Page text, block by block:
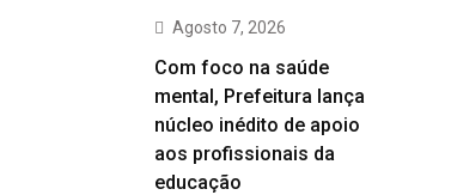
Agosto 7, 2026
Com foco na saúde
mental, Prefeitura lança
núcleo inédito de apoio
aos profissionais da
educação